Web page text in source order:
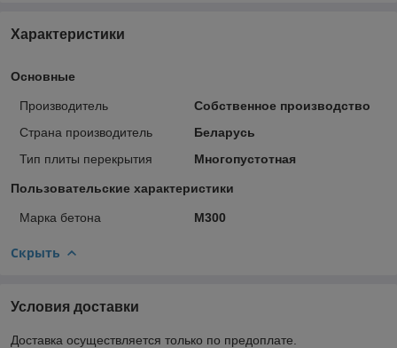
Характеристики
Основные
Производитель
Собственное производство
Страна производитель
Беларусь
Тип плиты перекрытия
Многопустотная
Пользовательские характеристики
Марка бетона M300
Скрыть
Условия доставки
Доставка осуществляется только по предоплате.